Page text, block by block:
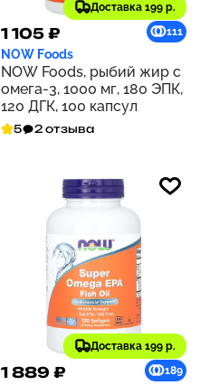
Доставка 199 р.
1 105 ₽ 111
NOW Foods
NOW Foods, рыбий жир с
омега-3, 1000 мг, 180 ЭПК,
120 ДГК, 100 капсул
5 2 отзыва
Доставка 199 р.
1 889 ₽ 189